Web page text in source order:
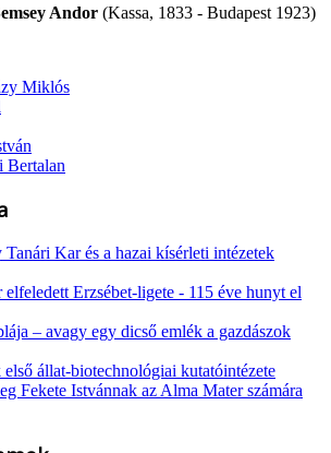
Andor (Kassa, 1833 - Budapest 1923)
Miklós
Bertalan
Kar és a hazai kísérleti intézetek
Erzsébet-ligete - 115 éve hunyt el
– avagy egy dicső emlék a gazdászok
első állat-biotechnológiai kutatóintézete
Fekete Istvánnak az Alma Mater számára